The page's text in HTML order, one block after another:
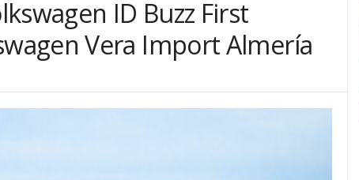
ID Buzz First
Vera Import Almería